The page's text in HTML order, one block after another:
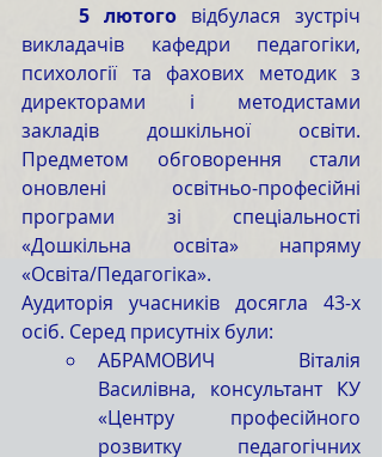
	5 лютого
відбулася зустріч
викладачів кафедри педагогіки,
психології та фахових методик з
директорами і методистами
закладів дошкільної освіти.
Предметом обговорення стали
оновлені освітньо-професійні
програми зі спеціальності
«Дошкільна освіта» напряму
«Освіта/Педагогіка».
Аудиторія учасників досягла 43-х
осіб. Серед присутніх були:
АБРАМОВИЧ Віталія
Василівна, консультант КУ
«Центру професійного
розвитку педагогічних